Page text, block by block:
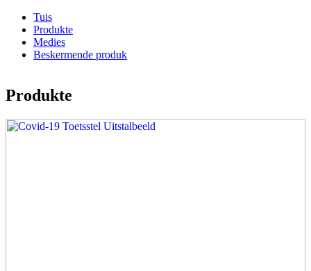
Tuis
Produkte
Medies
Beskermende produk
Produkte